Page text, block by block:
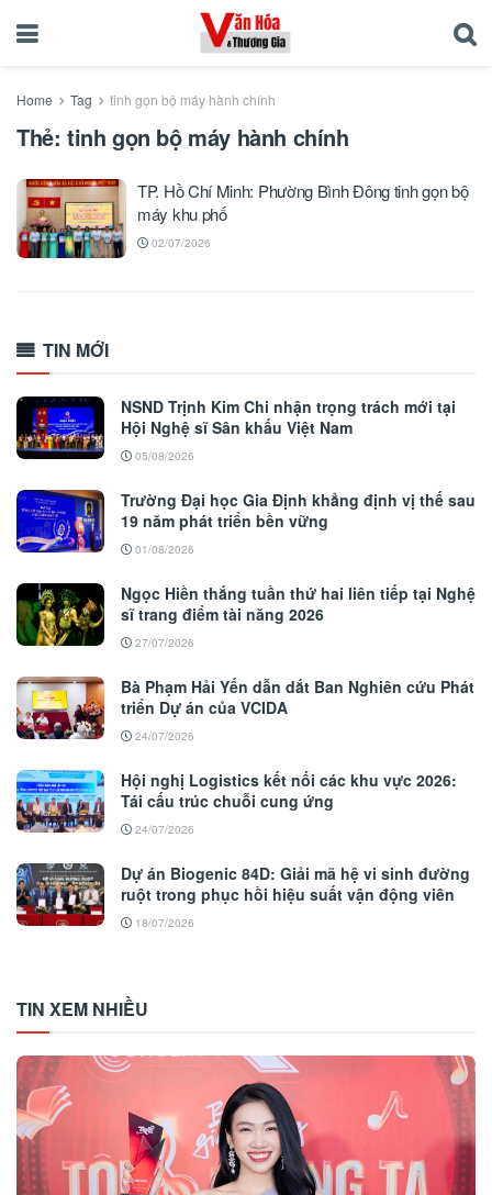
Home Tag tinh gọn bộ máy hành chính
Thẻ: tinh gọn bộ máy hành chính
TP. Hồ Chí Minh: Phường Bình Đông tinh gọn bộ
máy khu phố
02/07/2026
TIN MỚI
NSND Trịnh Kim Chi nhận trọng trách mới tại
Hội Nghệ sĩ Sân khấu Việt Nam
05/08/2026
Trường Đại học Gia Định khẳng định vị thế sau
19 năm phát triển bền vững
01/08/2026
Ngọc Hiền thắng tuần thứ hai liên tiếp tại Nghệ
sĩ trang điểm tài năng 2026
27/07/2026
Bà Phạm Hải Yến dẫn dắt Ban Nghiên cứu Phát
triển Dự án của VCIDA
24/07/2026
Hội nghị Logistics kết nối các khu vực 2026:
Tái cấu trúc chuỗi cung ứng
24/07/2026
Dự án Biogenic 84D: Giải mã hệ vi sinh đường
ruột trong phục hồi hiệu suất vận động viên
18/07/2026
TIN XEM NHIỀU